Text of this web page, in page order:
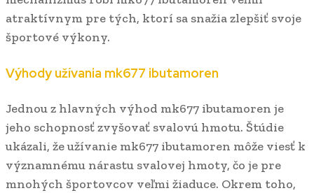
atraktívnym pre tých, ktorí sa snažia zlepšiť svoje
športové výkony.
Výhody užívania mk677 ibutamoren
Jednou z hlavných výhod mk677 ibutamoren je
jeho schopnosť zvyšovať svalovú hmotu. Štúdie
ukázali, že užívanie mk677 ibutamoren môže viesť k
významnému nárastu svalovej hmoty, čo je pre
mnohých športovcov veľmi žiaduce. Okrem toho,